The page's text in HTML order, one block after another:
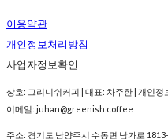
이용약관
개인정보처리방침
사업자정보확인
상호: 그리니쉬커피 | 대표: 차주한 | 개인
이메일: juhan@greenish.coffee
주소: 경기도 남양주시 수동면 남가로